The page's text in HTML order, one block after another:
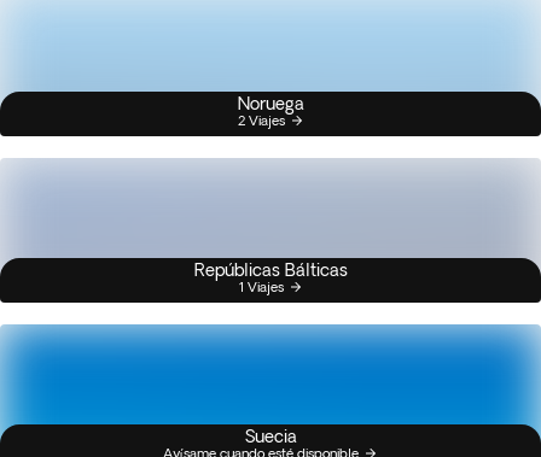
Noruega
2 Viajes
Repúblicas Bálticas
1 Viajes
Suecia
Avísame cuando esté disponible